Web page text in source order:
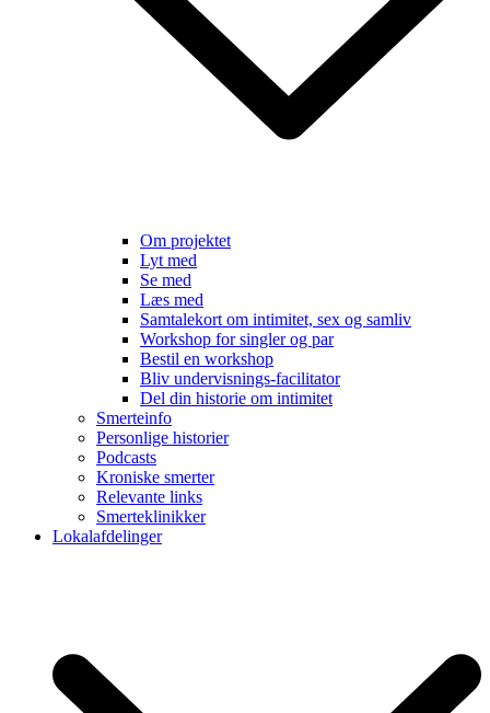
Om projektet
Lyt med
Se med
Læs med
Samtalekort om intimitet, sex og samliv
Workshop for singler og par
Bestil en workshop
Bliv undervisnings-facilitator
Del din historie om intimitet
Smerteinfo
Personlige historier
Podcasts
Kroniske smerter
Relevante links
Smerteklinikker
Lokalafdelinger